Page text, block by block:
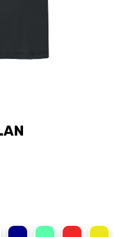
Marina BlueKiwi GreenCrimson RedCyber Yellow